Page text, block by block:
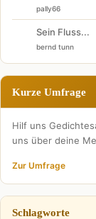
pally66
Sein Fluss...
bernd tunn
Kurze Umfrage
Hilf uns
uns über deine
Zur Umfrage
Schlagworte